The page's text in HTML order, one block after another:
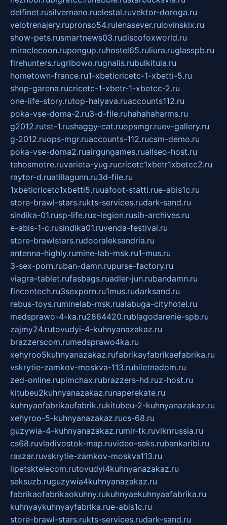
delfinet.rusilvernano.ruelestal.ruvektor-doroga.ru
velotrenajery.rupronso54.rulenasever.rulovinskix.ru
show-pets.rusmartnews03.rudiscofoxworld.ru
miraclecoon.rupongup.ruhostel65.ruliura.ruglasspb.ru
firehunters.rugribowo.rugnalis.rubulkitula.ru
hometown-france.ru1-xbeticricetc-1-xbetti-5.ru
shop-garena.rucricetc-1-xbetr-1-xbetcc-2.ru
one-life-story.rutop-halyava.ruaccounts112.ru
poka-vse-doma-2.ru3-d-file.ruhahahaharms.ru
g2012.rutst-1.rushaggy-cat.ruopsmgr.ruev-gallery.ru
g-2012.ruops-mgr.ruaccounts-112.rucsm-demo.ru
poka-vse-doma2.ruairgungames.ruallseo-host.ru
tehosmotre.ruvarieta-yug.rucricetc1xbetr1xbetcc2.ru
raytor-d.ruatillagunn.ru3d-file.ru
1xbeticricetc1xbetti5.ruuafoot-statti.rue-abis1c.ru
store-brawl-stars.rukts-services.rudark-sand.ru
sindika-01.rusp-life.rux-legion.rusib-archives.ru
e-abis-1-c.rusindika01.ruvenda-festival.ru
store-brawlstars.rudooraleksandria.ru
antenna-highly.rumine-lab-msk.ru1-mus.ru
3-sex-porn.ruban-damn.rupurse-factory.ru
viagra-tablet.rufasbags.ruadler-jun.rubandamn.ru
fincontech.ru3sexporn.ru1mus.rudarksand.ru
rebus-toys.ruminelab-msk.rualabuga-cityhotel.ru
medsprawo-4-ka.ru2864420.rublagodarenie-spb.ru
zajmy24.rutovudyi-4-kuhnyanazakaz.ru
brazzerscom.rumedsprawo4ka.ru
xehyroo5kuhnyanazakaz.rufabrikayfabrikaefabrika.ru
vskrytie-zamkov-moskva-113.rubiletnadom.ru
zed-online.rupimchax.rubrazzers-hd.ruz-host.ru
kitubeu2kuhnyanazakaz.runaperekate.ru
kuhnyaofabrikaufabrik.rukitubeu-2-kuhnyanazakaz.ru
xehyroo-5-kuhnyanazakaz.rucs-68.ru
guzywia-4-kuhnyanazakaz.rumir-tk.ruvlknrussia.ru
cs68.ruvladivostok-map.ruvideo-seks.rubankaribi.ru
raszar.ruvskrytie-zamkov-moskva113.ru
lipetsktelecom.rutovudyi4kuhnyanazakaz.ru
seksuzb.ruguzywia4kuhnyanazakaz.ru
fabrikaofabrikaokuhny.rukuhnyaekuhnyaafabrika.ru
kuhnyaykuhnyayfabrika.rue-abis1c.ru
store-brawl-stars.rukts-services.rudark-sand.ru